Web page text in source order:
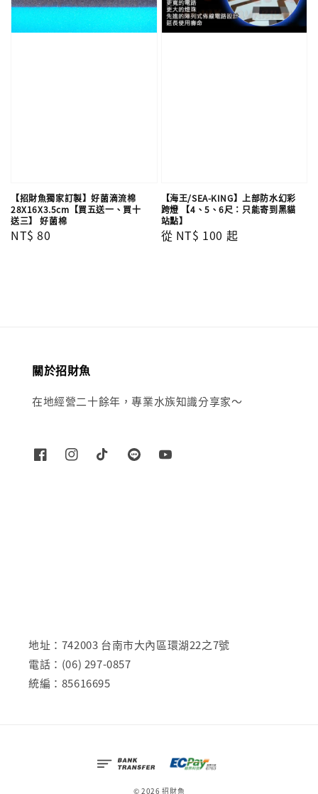
【招財魚獨家訂製】好菌滴流棉
28X16X3.5cm【買五送一、買十
送三】 好菌棉
Regular
NT$ 80
【海王/SEA-KING】上部防水幻彩
跨燈 【4、5、6尺：只能寄到黑貓
站點】
Regular
從 NT$ 100 起
關於招財魚
在地經營二十餘年，專業水族知識分享家～
地址：742003 台南市大內區環湖22之7號
電話：(06) 297-0857
統編：85616695
© 2026 招財魚